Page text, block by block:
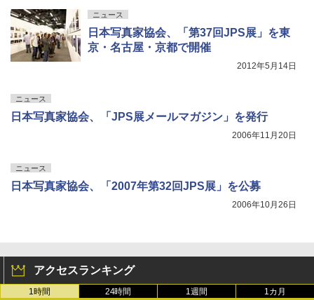
ニュース
日本写真家協会、「第37回JPS展」を東
京・名古屋・京都で開催
2012年5月14日
ニュース
日本写真家協会、「JPS展メールマガジン」を発行
2006年11月20日
ニュース
日本写真家協会、「2007年第32回JPS展」を公募
2006年10月26日
アクセスランキング
1時間 24時間 1週間 1カ月